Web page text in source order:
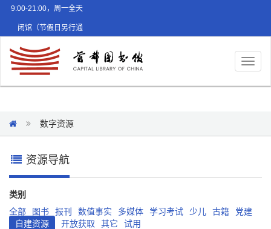
9:00-21:00，周一全天
闭馆（节假日另行通
数字资源
资源导航
类别
全部
图书 报刊 数值事实 多媒体 学习考试 少儿 古籍
党建
自建资源
开放获取 其它 试用